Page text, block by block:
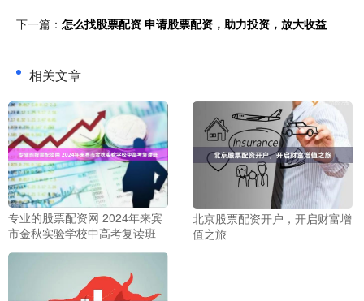
下一篇： 怎么找股票配资 申请股票配资，助力投资，放大收益
相关文章
专业的股票配资网 2024年来宾
市金秋实验学校中高考复读班
北京股票配资开户，开启财富增
值之旅